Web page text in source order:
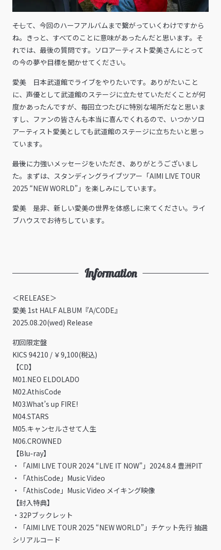
――そして、今回のハーフアルバムまで繋がっていくわけですから
ね。きっと、すべてのことに意味があったんだと思います。そ
れでは、最後の質問です。ソロアーティスト愛美さんにとって
の今の夢や目標を聞かせてください。
愛美 日本武道館でライブをやりたいです。ありがたいこと
に、声優として武道館のステージに立たせていただくことが何
度かあったんですが、毎回立つたびに特別な場所だなと思いま
すし、ファンの皆さんも本当に喜んでくれるので、いつかソロ
アーティスト愛美としても武道館のステージに立ちたいと思っ
ています。
――最後に力強いメッセージをいただき、ありがとうございまし
た。まずは、スタンディングライブツアー「AIMI LIVE TOUR
2025 “NEW WORLD”」を楽しみにしています。
愛美 是非、新しい愛美の世界を体感しに来てください。ライ
ブハウスでお待ちしています。
Information
＜RELEASE＞
愛美 1st HALF ALBUM『A/CODE』
2025.08.20(wed) Release
初回限定盤
KICS 94210 / ￥9,100(税込)
【CD】
M01.NEO ELDOLADO
M02.AthisCode
M03.What’s up FIRE!
M04.STARS
M05.キャンセルさせて人生
M06.CROWNED
【Blu-ray】
・「AIMI LIVE TOUR 2024 “LIVE IT NOW”」2024.8.4 豊洲PIT
・「AthisCode」Music Video
・「AthisCode」Music Video メイキング映像
【封入特典】
・32Pブックレット
・「AIMI LIVE TOUR 2025 “NEW WORLD”」チケット先行 抽選
シリアルコード